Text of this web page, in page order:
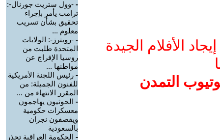
الأفلام الجيدة
التمدن
- -وول ستريت جورنال-:
ترامب يأمر بإجراء
تحقيق بشأن تسريب
معلوم ...
- -رويترز-: الولايات
المتحدة طلبت من
روسيا الإفراج عن
مواطنها ...
- رئيس اللجنة الأمريكية
للفنون الجميلة: من
المقرر الانتهاء من ...
- الحوثيون يهاجمون
معسكرات حكومية
ويقصفون نجران
بالسعودية
- الحكومة العراقية تحذر